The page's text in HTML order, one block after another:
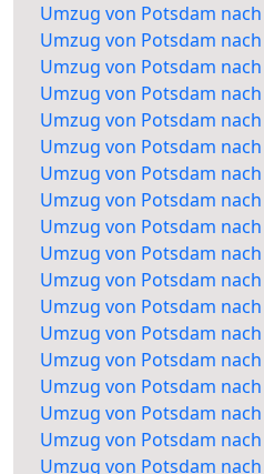
Umzug von Potsdam nach
Umzug von Potsdam
Umzug von Potsdam
Umzug von Potsdam
Umzug von Potsdam
Umzug von Potsdam
Umzug von Potsdam
Umzug von Potsdam
Umzug von Potsdam
Umzug von Potsdam
Umzug von Potsdam
Umzug von Potsdam
Umzug von Potsdam
Umzug von Potsdam
Umzug von Potsdam
Umzug von Potsdam
Umzug von Potsdam
Umzug von Potsdam